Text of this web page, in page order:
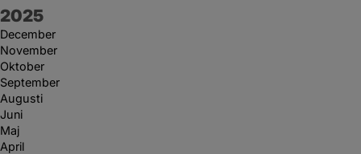
År:
2025
December
November
Oktober
September
Augusti
Juni
Maj
April